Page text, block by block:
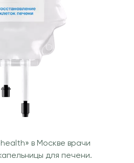
в Москве врачи
для печени.